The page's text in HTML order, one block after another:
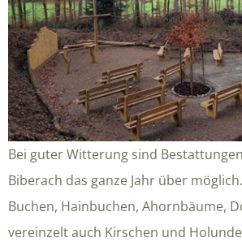
Bei guter Witterung sind
Biberach das ganze Jahr über
Buchen, Hainbuchen, Ahornbäume,
vereinzelt auch Kirschen und